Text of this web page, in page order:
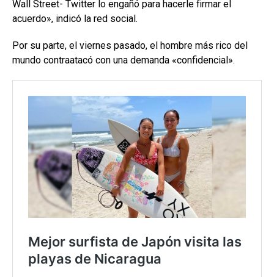
Wall Street- Twitter lo engañó para hacerle firmar el
acuerdo», indicó la red social.
Por su parte, el viernes pasado, el hombre más rico del
mundo contraatacó con una demanda «confidencial».